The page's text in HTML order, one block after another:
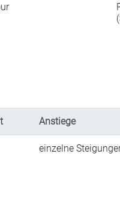
Anstiege
einzelne